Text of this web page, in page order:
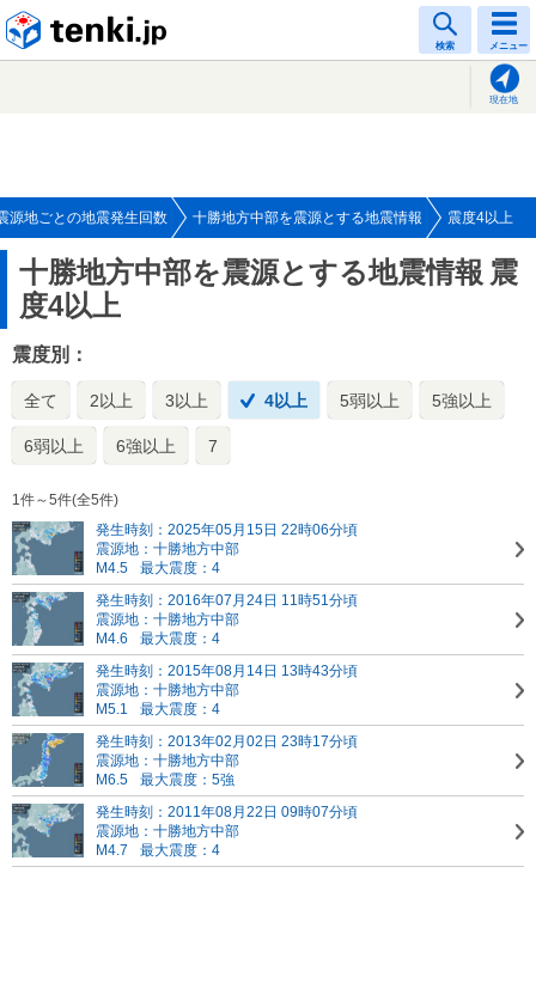
検索 メニュー
現在地
源地ごとの地震発生回数 十勝地方中部を震源とする地震情報 震度4以上
十勝地方中部を震源とする地震情報 震
度4以上
震度別：
全て 2以上 3以上 4以上 5弱以上 5強以上
6弱以上 6強以上 7
1件～5件(全5件)
発生時刻：2025年05月15日 22時06分頃
震源地：十勝地方中部
M4.5
最大震度：4
発生時刻：2016年07月24日 11時51分頃
震源地：十勝地方中部
M4.6
最大震度：4
発生時刻：2015年08月14日 13時43分頃
震源地：十勝地方中部
M5.1
最大震度：4
発生時刻：2013年02月02日 23時17分頃
震源地：十勝地方中部
M6.5
最大震度：5強
発生時刻：2011年08月22日 09時07分頃
震源地：十勝地方中部
M4.7
最大震度：4